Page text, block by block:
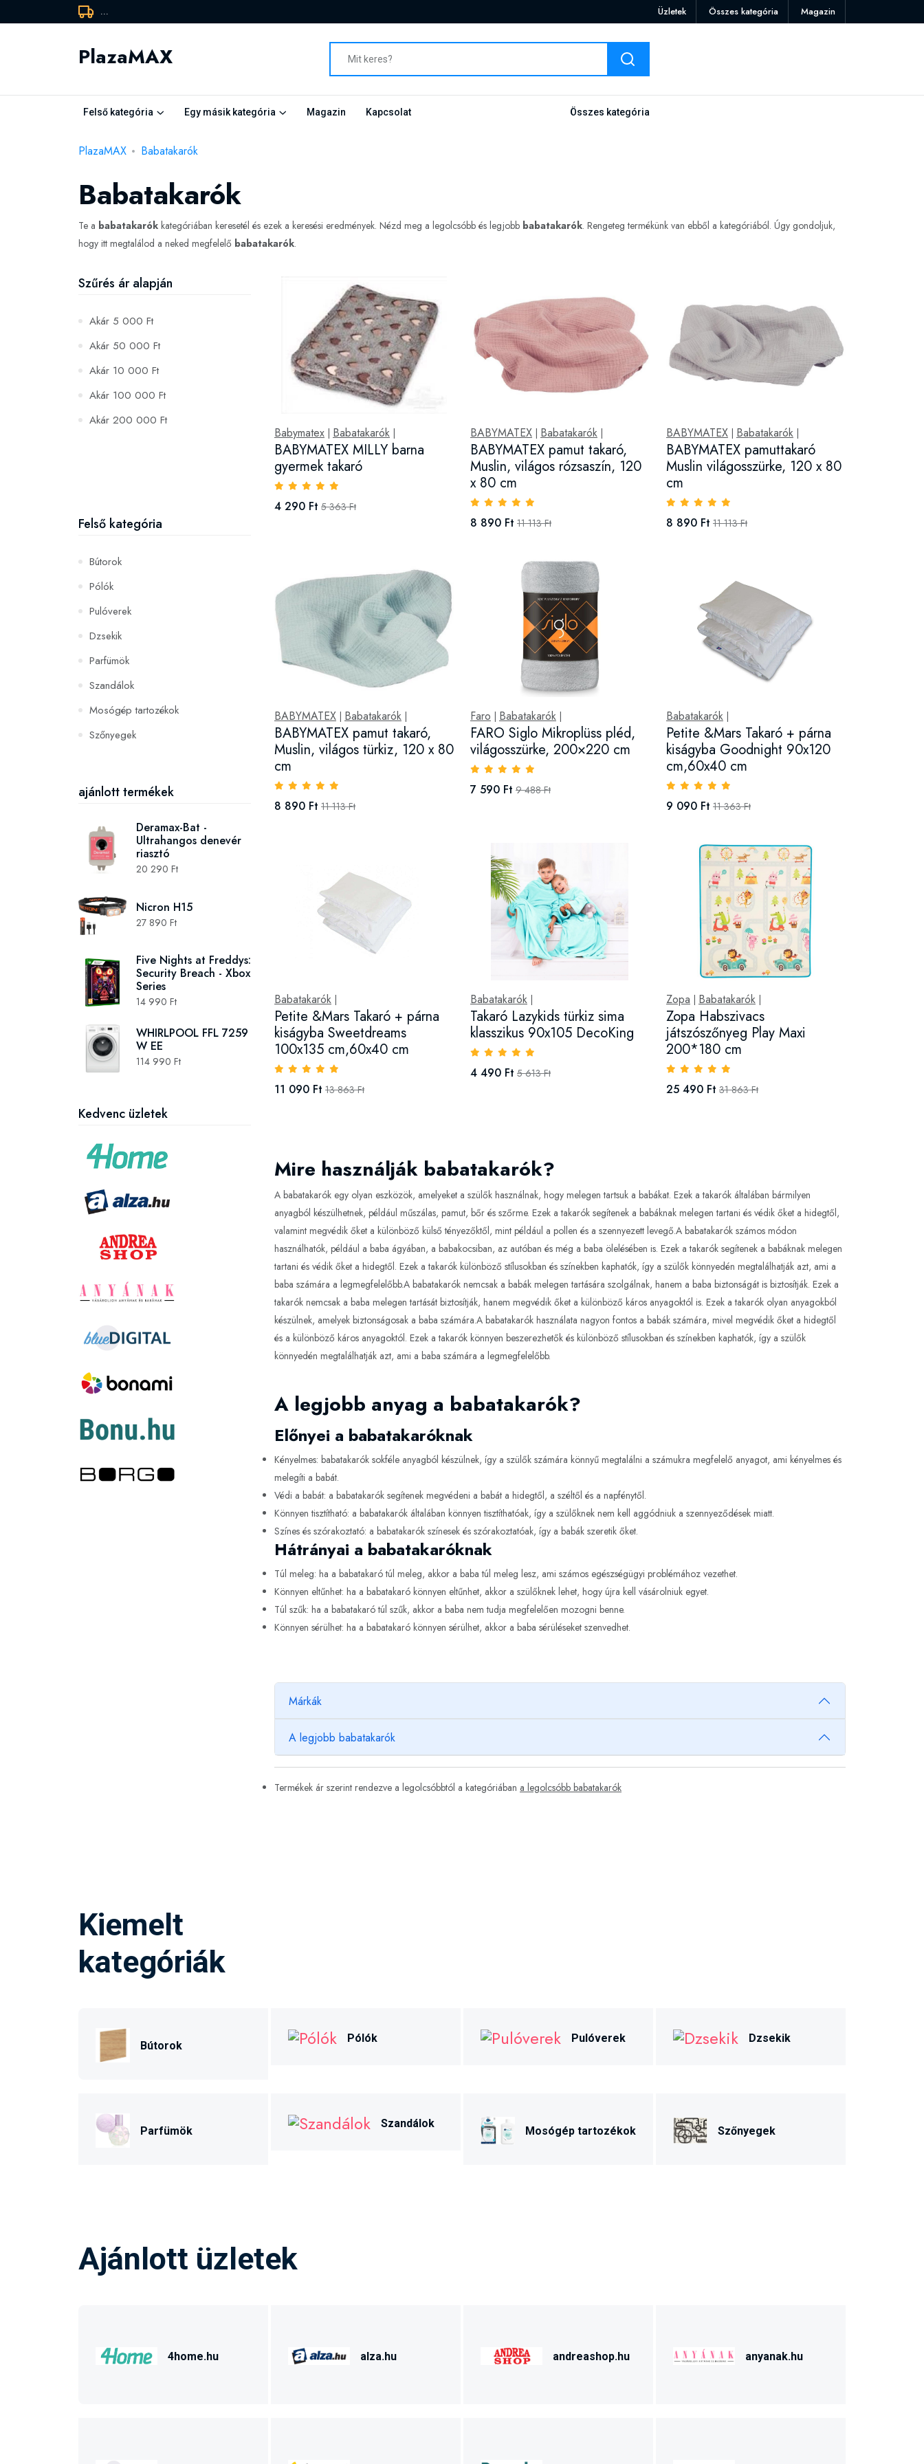
... Üzletek Összes kategória Magazin
PlazaMAX
Felső kategória Egy másik kategória Magazin Kapcsolat Összes kategória
PlazaMAX Babatakarók
Babatakarók
Te a babatakarók kategóriában keresetél és ezek a keresési eredmények. Nézd meg a legolcsóbb és legjobb babatakarók. Rengeteg termékünk van ebből a kategóriából. Úgy gondoljuk,
hogy itt megtalálod a neked megfelelő babatakarók.
Szűrés ár alapján
Akár 5 000 Ft
Akár 50 000 Ft
Akár 10 000 Ft
Akár 100 000 Ft
Akár 200 000 Ft
Felső kategória
Bútorok
Pólók
Pulóverek
Dzsekik
Parfümök
Szandálok
Mosógép tartozékok
Szőnyegek
Szerszámok és gépek
ajánlott termékek
Deramax-Bat -
Ultrahangos denevér
riasztó
20 290 Ft
Nicron H15
27 890 Ft
Five Nights at Freddys:
Security Breach - Xbox
Series
14 990 Ft
WHIRLPOOL FFL 7259
W EE
114 990 Ft
Kedvenc üzletek
Babymatex Babatakarók
BABYMATEX MILLY barna
gyermek takaró
4 290 Ft 5 363 Ft
BABYMATEX| Babatakarók|
BABYMATEX pamut takaró,
Muslin, világos rózsaszín, 120
x 80 cm
8 890 Ft 11 113 Ft
BABYMATEX| Babatakarók|
BABYMATEX pamuttakaró
Muslin világosszürke, 120 x 80
cm
8 890 Ft 11 113 Ft
BABYMATEX Babatakarók
BABYMATEX pamut takaró,
Muslin, világos türkiz, 120 x 80
cm
8 890 Ft 11 113 Ft
Faro Babatakarók|
FARO Siglo Mikroplüss pléd,
világosszürke, 200×220 cm
7 590 Ft 9 488 Ft
Babatakarók|
Petite &Mars Takaró + párna
kiságyba Goodnight 90x120
cm,60x40 cm
9 090 Ft 11 363 Ft
Babatakarók
Petite &Mars Takaró + párna
kiságyba Sweetdreams
100x135 cm,60x40 cm
11 090 Ft 13 863 Ft
Babatakarók|
Takaró Lazykids türkiz sima
klasszikus 90x105 DecoKing
4 490 Ft 5 613 Ft
Zopa Babatakarók|
Zopa Habszivacs
játszószőnyeg Play Maxi
200*180 cm
25 490 Ft 31 863 Ft
Mire használják babatakarók?
A babatakarók egy olyan eszközök, amelyeket a szülők használnak, hogy melegen tartsuk a babákat. Ezek a takarók általában bármilyen
anyagból készülhetnek, például műszálas, pamut, bőr és szőrme. Ezek a takarók segítenek a babáknak melegen tartani és védik őket a hidegtől,
valamint megvédik őket a különböző külső tényezőktől, mint például a pollen és a szennyezett levegő.A babatakarók számos módon
használhatók, például a baba ágyában, a babakocsiban, az autóban és még a baba ölelésében is. Ezek a takarók segítenek a babáknak melegen
tartani és védik őket a hidegtől. Ezek a takarók különböző stílusokban és színekben kaphatók, így a szülők könnyedén megtalálhatják azt, ami a
baba számára a legmegfelelőbb.A babatakarók nemcsak a babák melegen tartására szolgálnak, hanem a baba biztonságát is biztosítják. Ezek a
takarók nemcsak a baba melegen tartását biztosítják, hanem megvédik őket a különböző káros anyagoktól is. Ezek a takarók olyan anyagokból
készülnek, amelyek biztonságosak a baba számára.A babatakarók használata nagyon fontos a babák számára, mivel megvédik őket a hidegtől
és a különböző káros anyagoktól. Ezek a takarók könnyen beszerezhetők és különböző stílusokban és színekben kaphatók, így a szülők
könnyedén megtalálhatják azt, ami a baba számára a legmegfelelőbb.
A legjobb anyag a babatakarók?
Előnyei a babatakaróknak
Kényelmes: babatakarók sokféle anyagból készülnek, így a szülők számára könnyű megtalálni a számukra megfelelő anyagot, ami kényelmes és
melegíti a babát.
Védi a babát: a babatakarók segítenek megvédeni a babát a hidegtől, a széltől és a napfénytől.
Könnyen tisztítható: a babatakarók általában könnyen tisztíthatóak, így a szülőknek nem kell aggódniuk a szennyeződések miatt.
Színes és szórakoztató: a babatakarók színesek és szórakoztatóak, így a babák szeretik őket.
Hátrányai a babatakaróknak
Túl meleg: ha a babatakaró túl meleg, akkor a baba túl meleg lesz, ami számos egészségügyi problémához vezethet.
Könnyen eltűnhet: ha a babatakaró könnyen eltűnhet, akkor a szülőknek lehet, hogy újra kell vásárolniuk egyet.
Túl szűk: ha a babatakaró túl szűk, akkor a baba nem tudja megfelelően mozogni benne.
Könnyen sérülhet: ha a babatakaró könnyen sérülhet, akkor a baba sérüléseket szenvedhet.
Márkák
A legjobb babatakarók
Termékek ár szerint rendezve a legolcsóbbtól a kategóriában a legolcsóbb babatakarók
Kiemelt
kategóriák
Bútorok
Pólók Pulóverek Dzsekik
Parfümök
Szandálok
Mosógép tartozékok Szőnyegek
Ajánlott üzletek
4home.hu alza.hu andreashop.hu anyanak.hu